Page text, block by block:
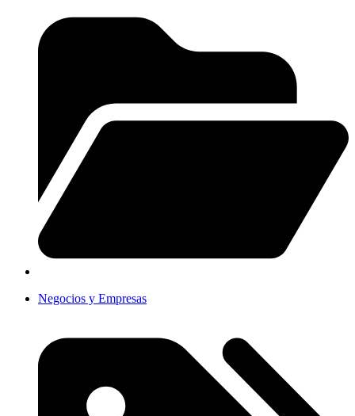
Negocios y Empresas